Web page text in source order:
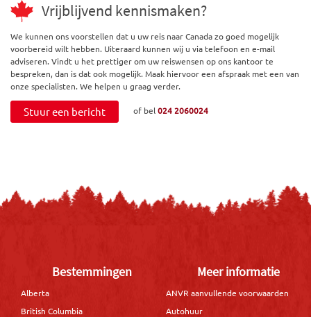
Vrijblijvend kennismaken?
We kunnen ons voorstellen dat u uw reis naar Canada zo goed mogelijk
voorbereid wilt hebben. Uiteraard kunnen wij u via telefoon en e-mail
adviseren. Vindt u het prettiger om uw reiswensen op ons kantoor te
bespreken, dan is dat ook mogelijk. Maak hiervoor een afspraak met een van
onze specialisten. We helpen u graag verder.
Stuur een bericht of bel024 2060024
Bestemmingen
Alberta
British Columbia
Meer informatie
ANVR aanvullende voorwaarden
Autohuur